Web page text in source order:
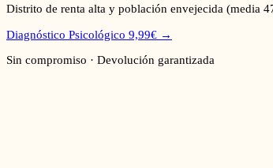
Distrito de renta alta y población envejecida (media
Diagnóstico Psicológico 9,99€ →
Sin compromiso · Devolución garantizada